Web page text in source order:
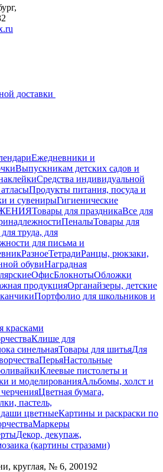
доставки
Ежедневники и
Выпускникам детских садов и
Средства индивидуальной
Продукты питания, посуда и
и сувенирыГигиенические
Товары для праздникаВсе для
ПеналыТовары для
труда, для
для письма и
РазноеТетрадиРанцы, рюкзаки,
обувиНаградная
ОфисБлокнотыОбложки
продукцияОрганайзеры, детские
Портфолио для школьников и
красками
Клише для
синельнаяТовары для шитьяДля
ПерьяНастольные
Клеевые пистолеты и
и моделированияАльбомы, холст и
Цветная бумага,
пастель,
цветныеКартины и раскраски по
Маркеры
Декор, декупаж,
(картины стразами)
круглая, № 6, 200192